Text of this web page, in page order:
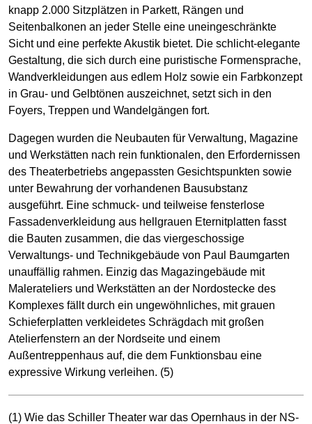
knapp 2.000 Sitzplätzen in Parkett, Rängen und
Seitenbalkonen an jeder Stelle eine uneingeschränkte
Sicht und eine perfekte Akustik bietet. Die schlicht-elegante
Gestaltung, die sich durch eine puristische Formensprache,
Wandverkleidungen aus edlem Holz sowie ein Farbkonzept
in Grau- und Gelbtönen auszeichnet, setzt sich in den
Foyers, Treppen und Wandelgängen fort.
Dagegen wurden die Neubauten für Verwaltung, Magazine
und Werkstätten nach rein funktionalen, den Erfordernissen
des Theaterbetriebs angepassten Gesichtspunkten sowie
unter Bewahrung der vorhandenen Bausubstanz
ausgeführt. Eine schmuck- und teilweise fensterlose
Fassadenverkleidung aus hellgrauen Eternitplatten fasst
die Bauten zusammen, die das viergeschossige
Verwaltungs- und Technikgebäude von Paul Baumgarten
unauffällig rahmen. Einzig das Magazingebäude mit
Malerateliers und Werkstätten an der Nordostecke des
Komplexes fällt durch ein ungewöhnliches, mit grauen
Schieferplatten verkleidetes Schrägdach mit großen
Atelierfenstern an der Nordseite und einem
Außentreppenhaus auf, die dem Funktionsbau eine
expressive Wirkung verleihen. (5)
(1) Wie das Schiller Theater war das Opernhaus in der NS-